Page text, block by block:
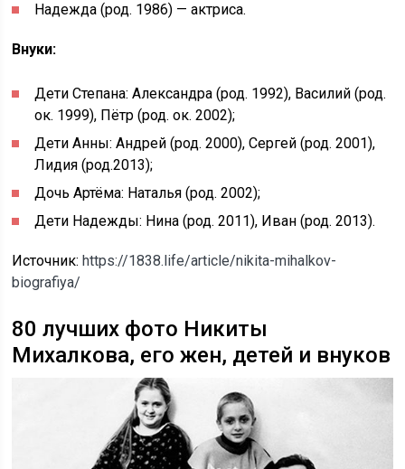
Надежда (род. 1986) — актриса.
Внуки:
Дети Степана: Александра (род. 1992), Василий (род.
ок. 1999), Пётр (род. ок. 2002);
Дети Анны: Андрей (род. 2000), Сергей (род. 2001),
Лидия (род.2013);
Дочь Артёма: Наталья (род. 2002);
Дети Надежды: Нина (род. 2011), Иван (род. 2013).
Источник: https://1838.life/article/nikita-mihalkov-
biografiya/
80 лучших фото Никиты
Михалкова, его жен, детей и внуков